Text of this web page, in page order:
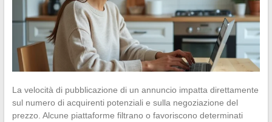
La velocità di pubblicazione di un annuncio impatta direttamente
sul numero di acquirenti potenziali e sulla negoziazione del
prezzo. Alcune piattaforme filtrano o favoriscono determinati